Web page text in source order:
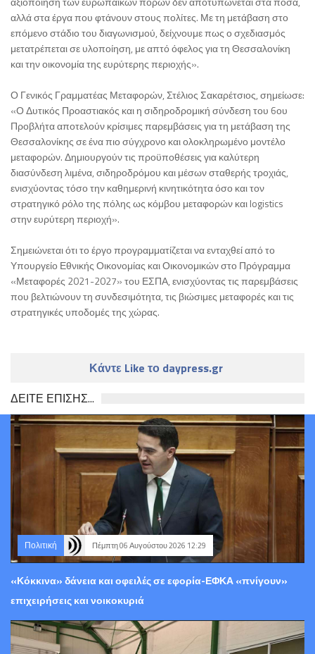
αλλά στα έργα που φτάνουν στους πολίτες. Με τη μετάβαση στο
επόμενο στάδιο του διαγωνισμού, δείχνουμε πως ο σχεδιασμός
μετατρέπεται σε υλοποίηση, με απτό όφελος για τη Θεσσαλονίκη
και την οικονομία της ευρύτερης περιοχής».
Ο Γενικός Γραμματέας Μεταφορών, Στέλιος Σακαρέτσιος, σημείωσε:
«Ο Δυτικός Προαστιακός και η σιδηροδρομική σύνδεση του 6ου
Προβλήτα αποτελούν κρίσιμες παρεμβάσεις για τη μετάβαση της
Θεσσαλονίκης σε ένα πιο σύγχρονο και ολοκληρωμένο μοντέλο
μεταφορών. Δημιουργούν τις προϋποθέσεις για καλύτερη
διασύνδεση λιμένα, σιδηροδρόμου και μέσων σταθερής τροχιάς,
ενισχύοντας τόσο την καθημερινή κινητικότητα όσο και τον
στρατηγικό ρόλο της πόλης ως κόμβου μεταφορών και logistics
στην ευρύτερη περιοχή».
Σημειώνεται ότι το έργο προγραμματίζεται να ενταχθεί από το
Υπουργείο Εθνικής Οικονομίας και Οικονομικών στο Πρόγραμμα
«Μεταφορές 2021-2027» του ΕΣΠΑ, ενισχύοντας τις παρεμβάσεις
που βελτιώνουν τη συνδεσιμότητα, τις βιώσιμες μεταφορές και τις
στρατηγικές υποδομές της χώρας.
Κάντε Like το daypress.gr
ΔΕΙΤΕ ΕΠΙΣΗΣ...
Πολιτική Πέμπτη 06 Αυγούστου 2026 12:29
«Κόκκινα» δάνεια και οφειλές σε εφορία-ΕΦΚΑ «πνίγουν»
επιχειρήσεις και νοικοκυριά